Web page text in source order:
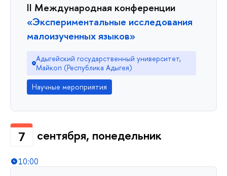
II Международная конференции
«Экспериментальные исследования
малоизученных языков»
Адыгейский государственный университет,
Майкоп (Республика Адыгея)
Научные мероприятия
7 сентября, понедельник
10:00